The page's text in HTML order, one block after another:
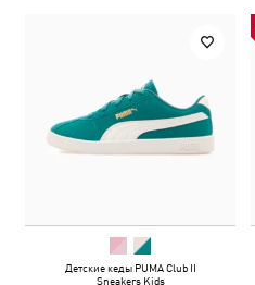
Детские кеды PUMA Club II
Sneakers Kids